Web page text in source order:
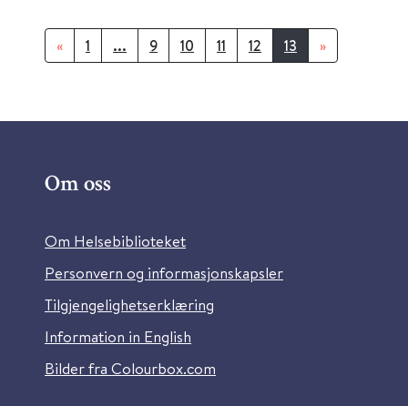
« 1 ... 9 10 11 12 13 »
Om oss
Om Helsebiblioteket
Personvern og informasjonskapsler
Tilgjengelighetserklæring
Information in English
Bilder fra Colourbox.com